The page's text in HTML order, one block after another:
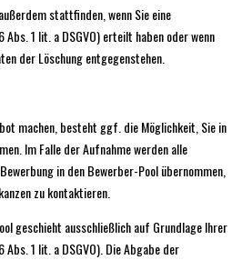
stattfinden, wenn Sie eine
1 lit. a DSGVO) erteilt haben oder wenn
der Löschung entgegenstehen.
machen, besteht ggf. die Möglichkeit, Sie in
Im Falle der Aufnahme werden alle
in den Bewerber-Pool übernommen,
zu kontaktieren.
geschieht ausschließlich auf Grundlage Ihrer
1 lit. a DSGVO). Die Abgabe der